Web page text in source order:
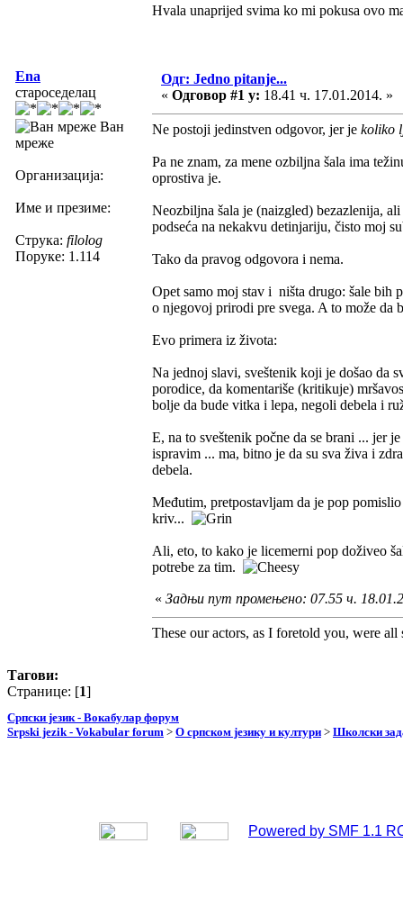
Hvala unaprijed svima ko mi pokusa ovo
Ena
староседелац
Ван
мреже
Организација:
Име и презиме:
Струка: filolog
Поруке: 1.114
Одг: Jedno pitanje...
« Одговор #1 у: 18.41 ч. 17.01.2014. »
Ne postoji jedinstven odgovor, jer je koliko
Pa ne znam, za mene ozbiljna šala ima
oprostiva je.
Neozbiljna šala je (naizgled) bezazlenija,
podseća na nekakvu detinjariju, čisto moj
Tako da pravog odgovora i nema.
Opet samo moj stav i ništa drugo: šale bih
o njegovoj prirodi pre svega. A to može
Evo primera iz života:
Na jednoj slavi, sveštenik koji je došao da
porodice, da komentariše (kritikuje)
bolje da bude vitka i lepa, negoli debela i
E, na to sveštenik počne da se brani ... jer je
ispravim ... ma, bitno je da su sva živa i
debela.
Međutim, pretpostavljam da je pop
kriv...
Ali, eto, to kako je licemerni pop doživeo
potrebe za tim.
« Задњи пут промењено: 07.55 ч.
These our actors, as I foretold you, were
Тагови:
Странице: [1]
Српски језик - Вокабулар форум
Srpski jezik - Vokabular forum > О српском језику и култури > Школски
Powered by SMF 1.1